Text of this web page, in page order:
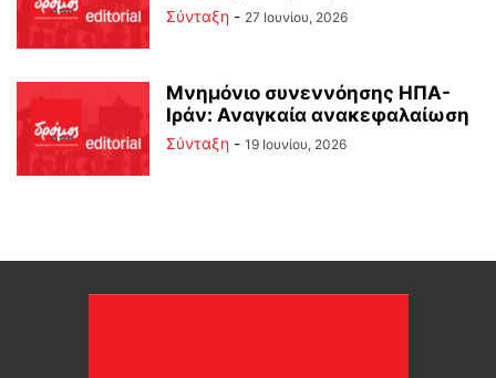
Σύνταξη - 27 Ιουνίου, 2026
Μνημόνιο συνεννόησης ΗΠΑ-
Ιράν: Αναγκαία ανακεφαλαίωση
Σύνταξη - 19 Ιουνίου, 2026